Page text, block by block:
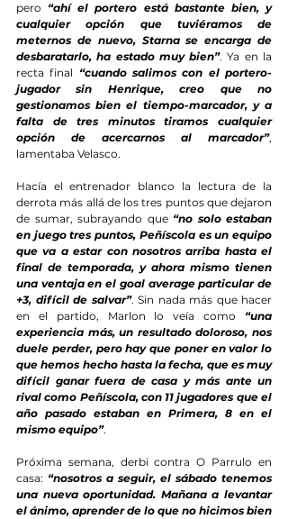
pero “ahí el portero está bastante bien, y
cualquier opción que tuviéramos de
meternos de nuevo, Starna se encarga de
desbaratarlo, ha estado muy bien”. Ya en la
recta final “cuando salimos con el portero-
jugador sin Henrique, creo que no
gestionamos bien el tiempo-marcador, y a
falta de tres minutos tiramos cualquier
opción de acercarnos al marcador”,
lamentaba Velasco.
Hacía el entrenador blanco la lectura de la
derrota más allá de los tres puntos que dejaron
de sumar, subrayando que “no solo estaban
en juego tres puntos, Peñíscola es un equipo
que va a estar con nosotros arriba hasta el
final de temporada, y ahora mismo tienen
una ventaja en el goal average particular de
+3, difícil de salvar”. Sin nada más que hacer
en el partido, Marlon lo veía como “una
experiencia más, un resultado doloroso, nos
duele perder, pero hay que poner en valor lo
que hemos hecho hasta la fecha, que es muy
difícil ganar fuera de casa y más ante un
rival como Peñíscola, con 11 jugadores que el
año pasado estaban en Primera, 8 en el
mismo equipo”.
Próxima semana, derbi contra O Parrulo en
casa: “nosotros a seguir, el sábado tenemos
una nueva oportunidad. Mañana a levantar
el ánimo, aprender de lo que no hicimos bien